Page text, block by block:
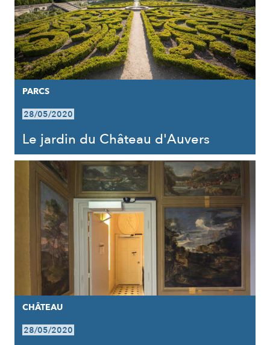
PARCS
28/05/2020
Le jardin du Château d'Auvers
CHÂTEAU
28/05/2020